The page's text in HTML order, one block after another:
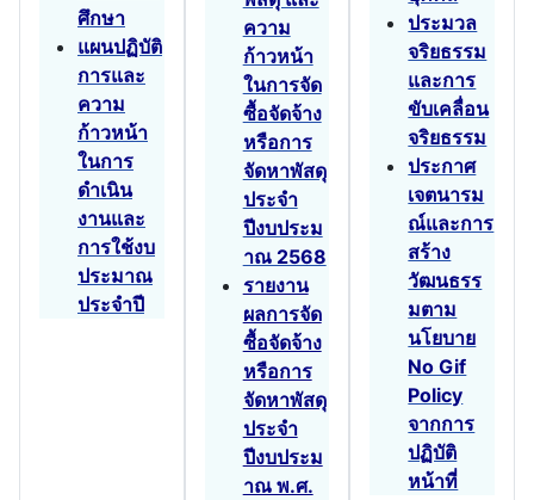
ศึกษา
แผนปฏิบัติ
การและ
ความ
ก้าวหน้า
ในการ
ดำเนิน
งานและ
การใช้งบ
ประมาณ
ประจำปี
ความ
ก้าวหน้า
ในการจัด
ซื้อจัดจ้าง
หรือการ
จัดหาพัสดุ
ประจำ
ปีงบประม
าณ 2568
รายงาน
ผลการจัด
ซื้อจัดจ้าง
หรือการ
จัดหาพัสดุ
ประจำ
ปีงบประม
าณ พ.ศ.
ประมวล
จริยธรรม
และการ
ขับเคลื่อน
จริยธรรม
ประกาศ
เจตนารม
ณ์และการ
สร้าง
วัฒนธรร
มตาม
นโยบาย
No Gif
Policy
จากการ
ปฏิบัติ
หน้าที่